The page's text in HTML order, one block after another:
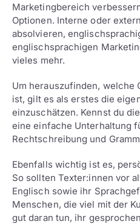
Marketingbereich
Optionen. Interne oder
absolvieren,
englischsprachigen
vieles mehr.
Um herauszufinden,
ist, gilt es als erstes die
einzuschätzen. Kennst du
eine einfache Unterhaltung
Rechtschreibung und
Ebenfalls wichtig ist es,
So sollten Texter:innen vor
Englisch sowie ihr
Menschen, die viel mit der
gut daran tun, ihr